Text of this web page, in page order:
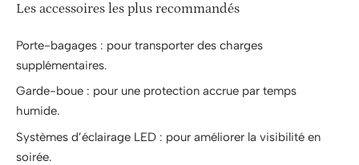
Les accessoires les plus recommandés
Porte-bagages : pour transporter des charges
supplémentaires.
Garde-boue : pour une protection accrue par temps
humide.
Systèmes d’éclairage LED : pour améliorer la visibilité en
soirée.